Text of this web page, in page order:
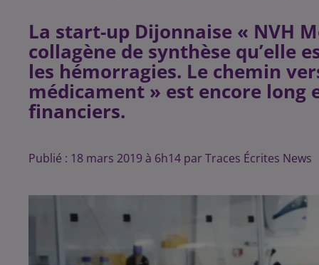
La start-up Dijonnaise « NVH
collagène de synthèse qu’elle
les hémorragies. Le chemin
médicament » est encore long
financiers.
Publié : 18 mars 2019 à 6h14 par Traces Écrites News